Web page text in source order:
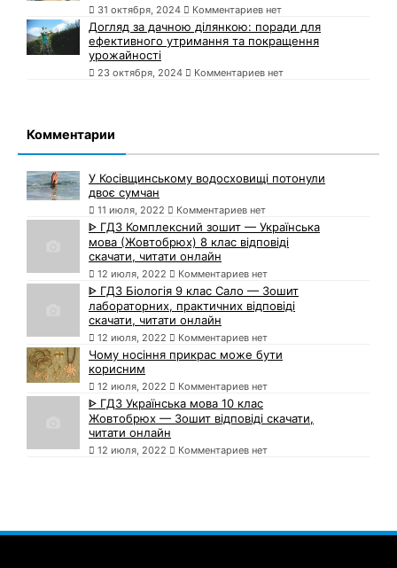
31 октября, 2024 Комментариев нет
Догляд за дачною ділянкою: поради для
ефективного утримання та покращення
урожайності
23 октября, 2024 Комментариев нет
Комментарии
У Косівщинському водосховищі потонули
двоє сумчан
11 июля, 2022 Комментариев нет
ᐈ ГДЗ Комплексний зошит — Українська
мова (Жовтобрюх) 8 клас відповіді
скачати, читати онлайн
12 июля, 2022 Комментариев нет
ᐈ ГДЗ Біологія 9 клас Сало — Зошит
лабораторних, практичних відповіді
скачати, читати онлайн
12 июля, 2022 Комментариев нет
Чому носіння прикрас може бути
корисним
12 июля, 2022 Комментариев нет
ᐈ ГДЗ Українська мова 10 клас
Жовтобрюх — Зошит відповіді скачати,
читати онлайн
12 июля, 2022 Комментариев нет